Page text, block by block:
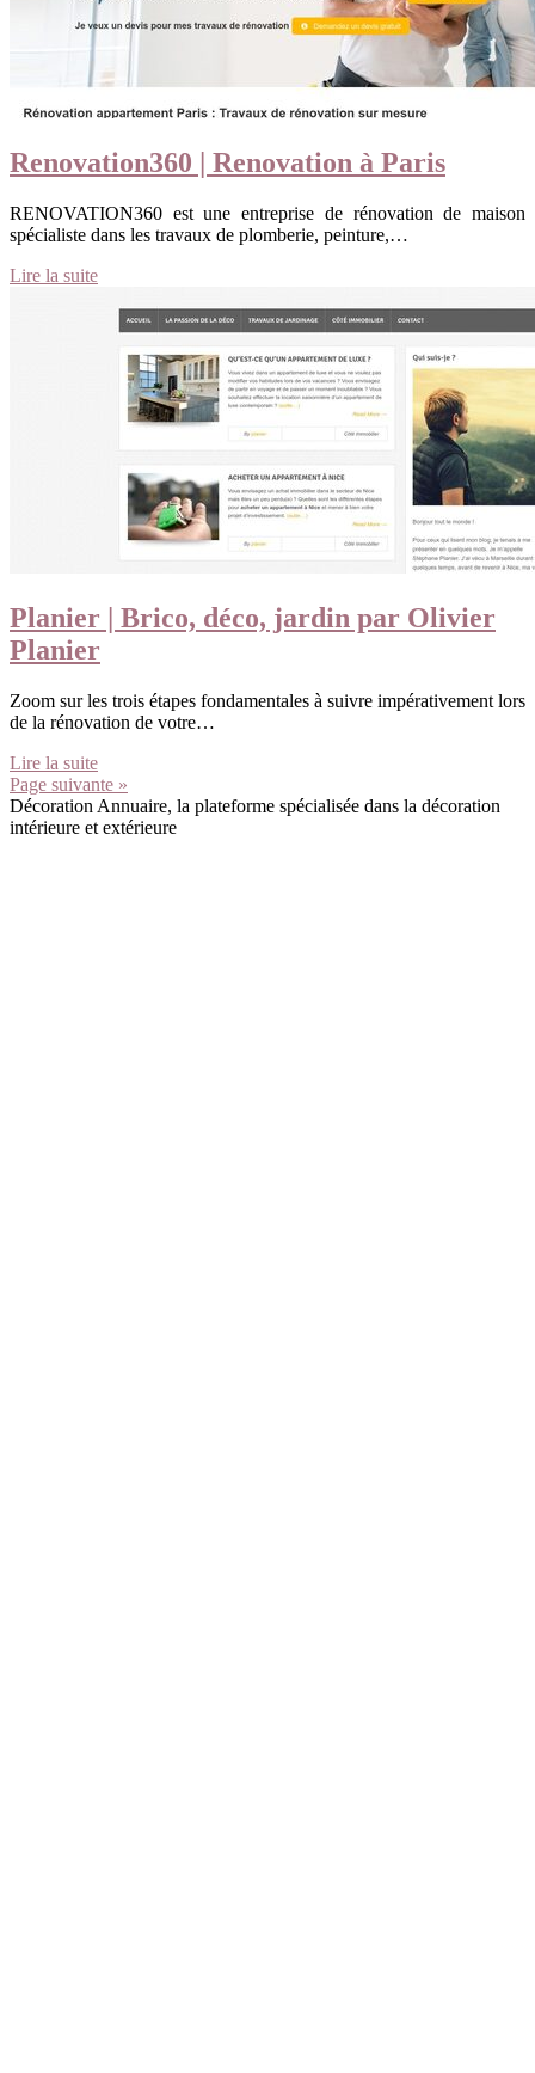
Renovation360 | Renovation à Paris
RENOVATION360 est une entreprise de rénovation de maison
spécialiste dans les travaux de plomberie, peinture,…
Lire la suite
Planier | Brico, déco, jardin par Olivier
Planier
Zoom sur les trois étapes fondamentales à suivre impérativement lors
de la rénovation de votre…
Lire la suite
Page suivante »
Décoration Annuaire, la plateforme spécialisée dans la décoration
intérieure et extérieure